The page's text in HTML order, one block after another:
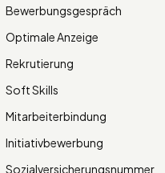
Bewerbungsgespräch
Optimale Anzeige
Rekrutierung
Soft Skills
Mitarbeiterbindung
Initiativbewerbung
Sozialversicherungsnummer